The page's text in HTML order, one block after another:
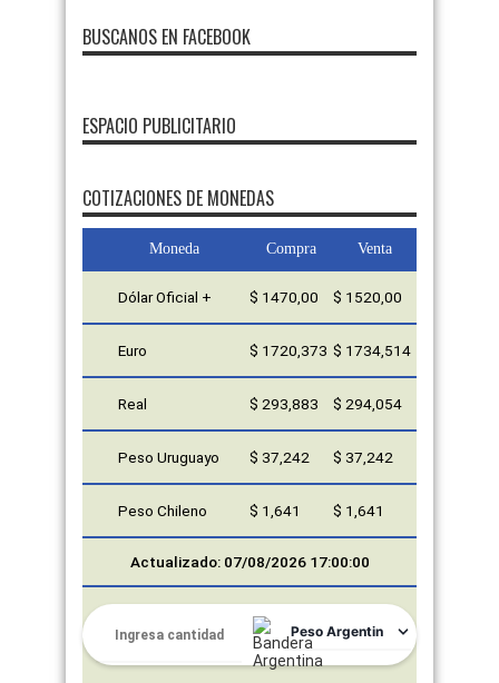
BUSCANOS EN FACEBOOK
ESPACIO PUBLICITARIO
FMDOS
COTIZACIONES DE MONEDAS
Moneda Compra Venta
Dólar Oficial + $ 1470,00 $ 1520,00
Euro $ 1720,373 $ 1734,514
Real $ 293,883 $ 294,054
Peso Uruguayo $ 37,242 $ 37,242
Peso Chileno $ 1,641 $ 1,641
Actualizado: 07/08/2026 17:00:00